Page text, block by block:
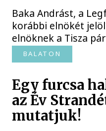
Baka Andrást, a
korábbi elnökét
elnöknek a Tisza
BALATON
Egy furcsa
az Év
mutatjuk!